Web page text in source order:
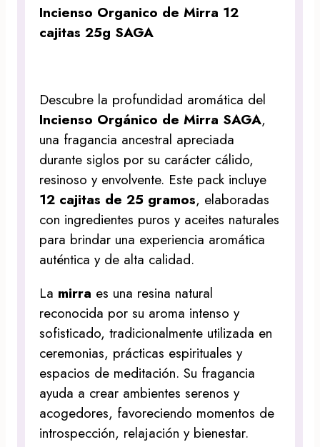
Incienso Organico de Mirra 12
cajitas 25g SAGA
Descubre la profundidad aromática del
Incienso Orgánico de Mirra SAGA,
una fragancia ancestral apreciada
durante siglos por su carácter cálido,
resinoso y envolvente. Este pack incluye
12 cajitas de 25 gramos, elaboradas
con ingredientes puros y aceites naturales
para brindar una experiencia aromática
auténtica y de alta calidad.
La mirra es una resina natural
reconocida por su aroma intenso y
sofisticado, tradicionalmente utilizada en
ceremonias, prácticas espirituales y
espacios de meditación. Su fragancia
ayuda a crear ambientes serenos y
acogedores, favoreciendo momentos de
introspección, relajación y bienestar.